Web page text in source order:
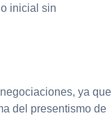
inicial sin
ya que
del presentismo de